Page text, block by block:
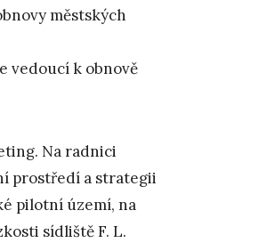
městských
vedoucí k obnově
Na radnici
prostředí a strategii
pilotní území, na
sídliště F. L.